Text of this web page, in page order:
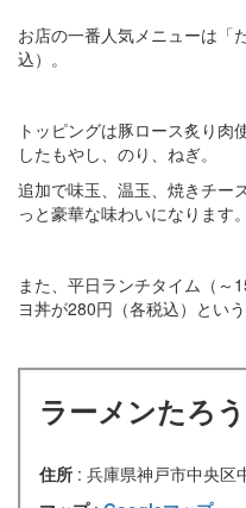
お店の一番人気メニューは「
込）。
トッピングは豚ロース炙り肉
したもやし、のり、ねぎ。
追加で味玉、温玉、焼きチー
っと豪華な味わいになります。
また、平日ランチタイム（～
ヨ丼が280円（各税込）とい
ラーメンたろ
住所 : 兵庫県神戸市中央区